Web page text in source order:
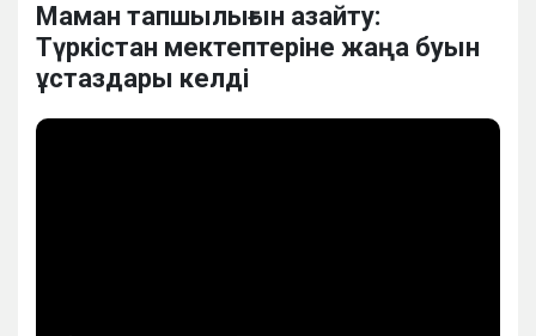
Маман тапшылығын азайту:
Түркістан мектептеріне жаңа буын
ұстаздары келді